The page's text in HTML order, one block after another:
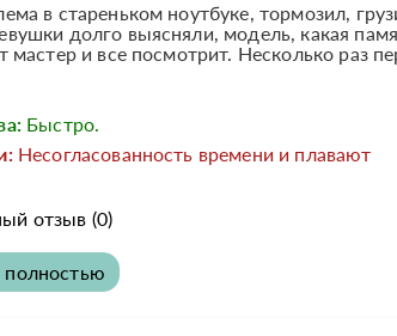
в стареньком ноутбуке, тормозил,
долго выясняли, модель, какая
мастер и все посмотрит. Несколько раз
Быстро.
Несогласованность времени и плавают
отзыв (0)